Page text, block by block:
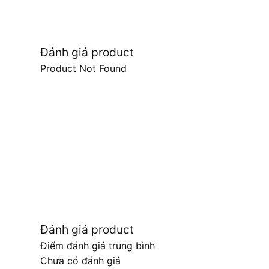
Đánh giá product
Product Not Found
Đánh giá product
Điểm đánh giá trung bình
Chưa có đánh giá